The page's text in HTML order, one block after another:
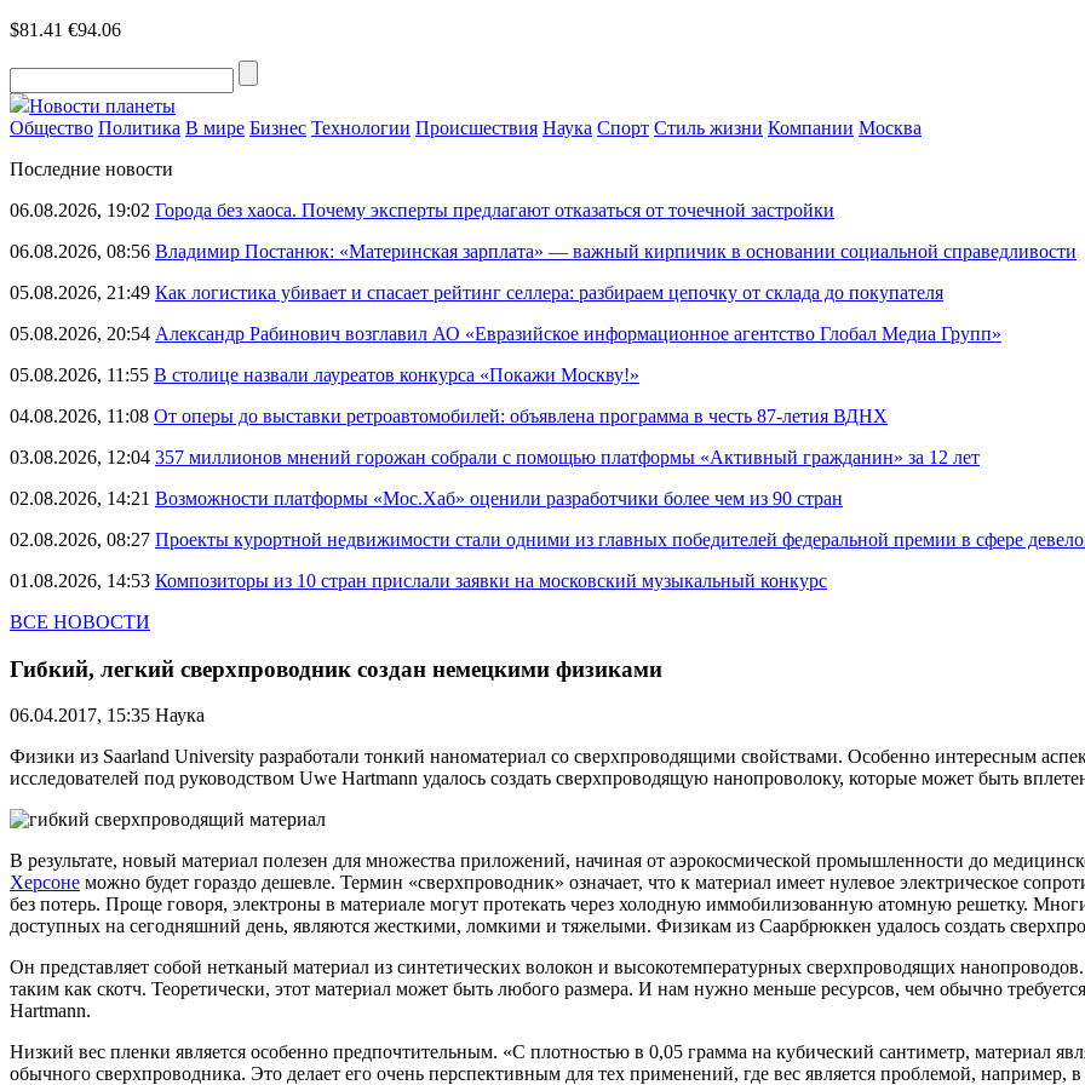
$81.41 €94.06
Новости планеты
Общество Политика В мире Бизнес Технологии Происшествия Наука Спорт Стиль жизни Компании Москва
Последние новости
06.08.2026, 19:02 Города без хаоса. Почему эксперты предлагают отказаться от точечной застройки
06.08.2026, 08:56 Владимир Постанюк: «Материнская зарплата» — важный кирпичик в основании социальной справедливости
05.08.2026, 21:49 Как логистика убивает и спасает рейтинг селлера: разбираем цепочку от склада до покупателя
05.08.2026, 20:54 Александр Рабинович возглавил АО «Евразийское информационное агентство Глобал Медиа Групп»
05.08.2026, 11:55 В столице назвали лауреатов конкурса «Покажи Москву!»
04.08.2026, 11:08 От оперы до выставки ретроавтомобилей: объявлена программа в честь 87-летия ВДНХ
03.08.2026, 12:04 357 миллионов мнений горожан собрали с помощью платформы «Активный гражданин» за 12 лет
02.08.2026, 14:21 Возможности платформы «Мос.Хаб» оценили разработчики более чем из 90 стран
02.08.2026, 08:27 Проекты курортной недвижимости стали одними из главных победителей федеральной премии в сфере
01.08.2026, 14:53 Композиторы из 10 стран прислали заявки на московский музыкальный конкурс
ВСЕ НОВОСТИ
Гибкий, легкий сверхпроводник создан немецкими физиками
06.04.2017, 15:35 Наука
Физики из Saarland University разработали тонкий наноматериал со сверхпроводящими свойствами. Особенно интересным
исследователей под руководством Uwe Hartmann удалось создать сверхпроводящую нанопроволоку, которые может быть
В результате, новый материал полезен для множества приложений, начиная от аэрокосмической промышленности до
Херсоне можно будет гораздо дешевле. Термин «сверхпроводник» означает, что к материал имеет нулевое электрическое
без потерь. Проще говоря, электроны в материале могут протекать через холодную иммобилизованную атомную решетку.
доступных на сегодняшний день, являются жесткими, ломкими и тяжелыми. Физикам из Саарбрюккен удалось создать
Он представляет собой нетканый материал из синтетических волокон и высокотемпературных сверхпроводящих
таким как скотч. Теоретически, этот материал может быть любого размера. И нам нужно меньше ресурсов, чем обычно
Hartmann.
Низкий вес пленки является особенно предпочтительным. «С плотностью в 0,05 грамма на кубический сантиметр, материал
обычного сверхпроводника. Это делает его очень перспективным для тех применений, где вес является проблемой, например,